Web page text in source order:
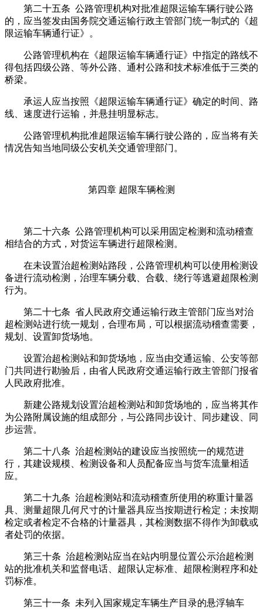
第二十五条 公路管理机构对批准超限运输车辆行驶公路
的，应当签发由国务院交通运输行政主管部门统一制式的《超
限运输车辆通行证》。
公路管理机构在《超限运输车辆通行证》中指定的路线不
得包括四级公路、等外公路、通村公路和技术标准低于三类的
桥梁。
承运人应当按照《超限运输车辆通行证》确定的时间、路
线、速度进行运输，并悬挂明显标志。
公路管理机构批准超限运输车辆行驶公路的，应当将有关
情况告知当地同级公安机关交通管理部门。
第四章 超限车辆检测
第二十六条 公路管理机构可以采用固定检测和流动稽查
相结合的方式，对货运车辆进行超限检测。
在未设置治超检测站路段，公路管理机构可以使用检测设
备进行流动检测，治理车辆分载、合载、绕行等逃避超限检测
行为。
第二十七条 省人民政府交通运输行政主管部门应当对治
超检测站进行统一规划，合理布局，可以根据流动稽查需要，
规划、设置卸货场地。
设置治超检测站和卸货场地，应当由交通运输、公安等部
门共同进行勘验后，由省人民政府交通运输行政主管部门报省
人民政府批准。
新建公路规划设置治超检测站和卸货场地的，应当将其作
为公路附属设施的组成部分，与公路同步设计、同步建设、同
步运营。
第二十八条 治超检测站的建设应当按照统一的规范进
行，其建设规模、检测设备和人员配备应当与货车流量相适
应。
第二十九条 治超检测站和流动稽查所使用的称重计量器
具、测量超限几何尺寸的计量器具应当按期进行检定；未按期
检定或者检定不合格的计量器具，其检测数据不得作为卸载或
者处罚的依据。
第三十条 治超检测站应当在站内明显位置公示治超检测
站的批准机关和监督电话、超限认定标准、超限检测程序和处
罚标准。
第三十一条 未列入国家规定车辆生产目录的悬浮轴车